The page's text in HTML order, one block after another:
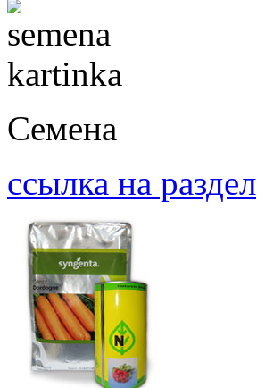
Семена
ссылка на раздел